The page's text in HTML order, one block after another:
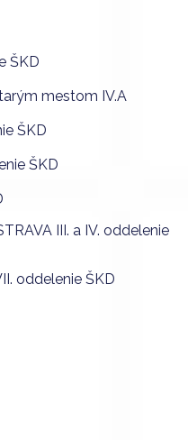
ŠKD
mestom IV.A
ŠKD
ŠKD
III. a IV. oddelenie
oddelenie ŠKD